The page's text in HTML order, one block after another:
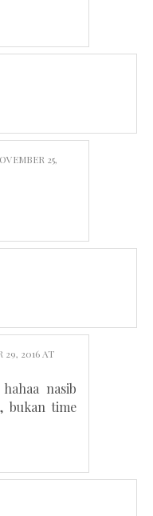
25,
29, 2016 AT
nasib
bukan time